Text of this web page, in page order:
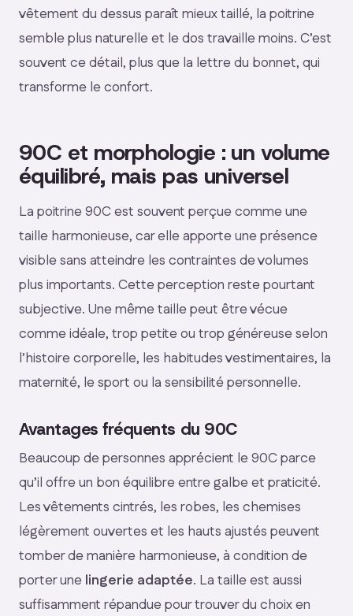
vêtement du dessus paraît mieux taillé, la poitrine
semble plus naturelle et le dos travaille moins. C’est
souvent ce détail, plus que la lettre du bonnet, qui
transforme le confort.
90C et morphologie : un volume
équilibré, mais pas universel
La poitrine 90C est souvent perçue comme une
taille harmonieuse, car elle apporte une présence
visible sans atteindre les contraintes de volumes
plus importants. Cette perception reste pourtant
subjective. Une même taille peut être vécue
comme idéale, trop petite ou trop généreuse selon
l’histoire corporelle, les habitudes vestimentaires, la
maternité, le sport ou la sensibilité personnelle.
Avantages fréquents du 90C
Beaucoup de personnes apprécient le 90C parce
qu’il offre un bon équilibre entre galbe et praticité.
Les vêtements cintrés, les robes, les chemises
légèrement ouvertes et les hauts ajustés peuvent
tomber de manière harmonieuse, à condition de
porter une lingerie adaptée. La taille est aussi
suffisamment répandue pour trouver du choix en